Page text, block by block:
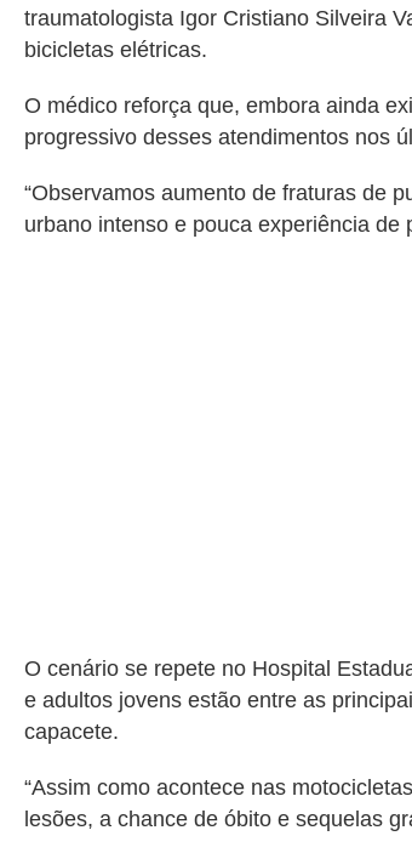
traumatologista Igor Cristiano Silveira
bicicletas elétricas.
O médico reforça que, embora ainda
progressivo desses atendimentos nos
“Observamos aumento de fraturas de
urbano intenso e pouca experiência de
O cenário se repete no Hospital
e adultos jovens estão entre as
capacete.
“Assim como acontece nas
lesões, a chance de óbito e sequelas